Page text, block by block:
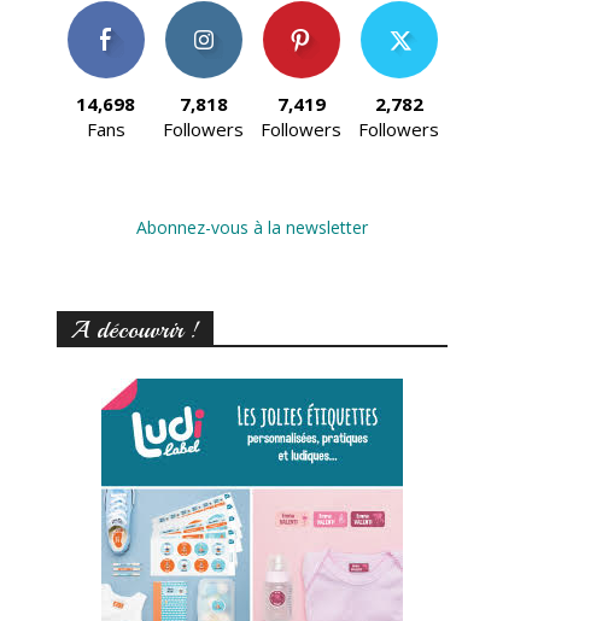
14,698
Fans
7,818
Followers
7,419
Followers
2,782
Followers
Abonnez-vous à la newsletter
A découvrir !